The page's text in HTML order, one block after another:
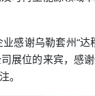
感谢乌勒套州“达
展位的来宾，感
。